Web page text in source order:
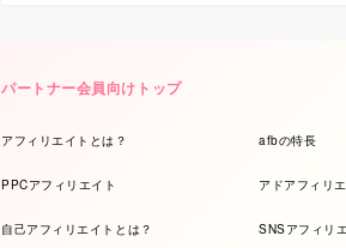
パートナー会員向けトップ
アフィリエイトとは？ afbの特長
PPCアフィリエイト アドアフィリ
自己アフィリエイトとは？ SNSアフィリ